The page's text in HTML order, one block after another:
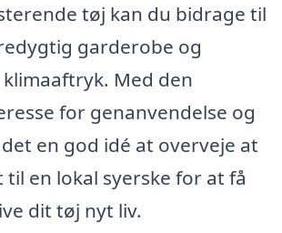
tøj kan du bidrage til
garderobe og
Med den
for genanvendelse og
en god idé at overveje at
en lokal syerske for at få
dit tøj nyt liv.